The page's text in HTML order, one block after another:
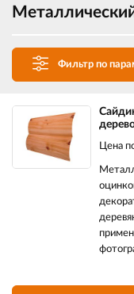
Фильтр по
Цена